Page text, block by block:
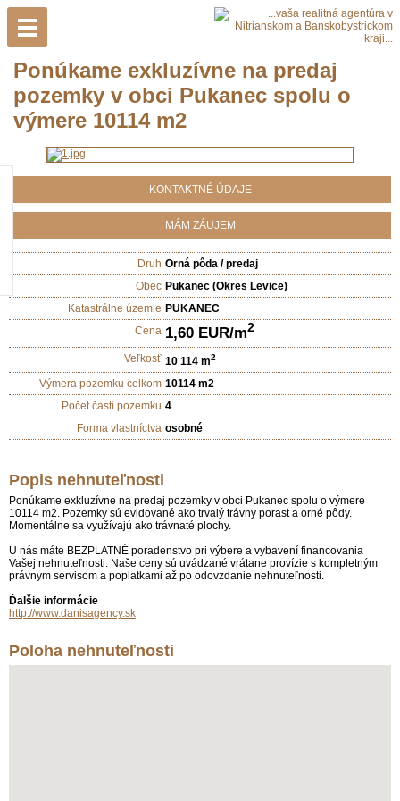
Ponúkame exkluzívne na predaj
pozemky v obci Pukanec spolu o
výmere 10114 m2
KONTAKTNÉ ÚDAJE
MÁM ZÁUJEM
Druh Orná pôda / predaj
Obec Pukanec (Okres Levice)
Katastrálne územie PUKANEC
Cena 1,60 EUR/m2
Veľkosť 10 114 m2
Výmera pozemku celkom 10114 m2
Počet častí pozemku 4
Forma vlastníctva osobné
Popis nehnuteľnosti
Ponúkame exkluzívne na predaj pozemky v obci Pukanec spolu o výmere
10114 m2. Pozemky sú evidované ako trvalý trávny porast a orné pôdy.
Momentálne sa využívajú ako trávnaté plochy.
U nás máte BEZPLATNÉ poradenstvo pri výbere a vybavení financovania
Vašej nehnuteľnosti. Naše ceny sú uvádzané vrátane provízie s kompletným
právnym servisom a poplatkami až po odovzdanie nehnuteľnosti.
Ďalšie informácie
http://www.danisagency.sk
Poloha nehnuteľnosti